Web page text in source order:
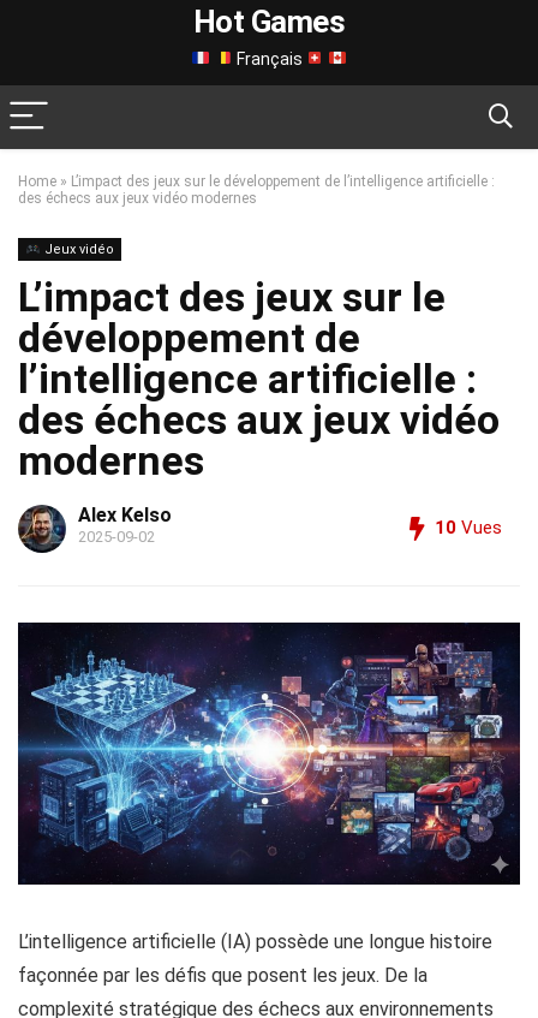
Hot Games
Français
Home » L’impact des jeux sur le développement de l’intelligence artificielle :
des échecs aux jeux vidéo modernes
Jeux vidéo
L’impact des jeux sur le
développement de
l’intelligence artificielle :
des échecs aux jeux vidéo
modernes
Alex Kelso
2025-09-02 10 Vues
L’intelligence artificielle (IA) possède une longue histoire
façonnée par les défis que posent les jeux. De la
complexité stratégique des échecs aux environnements